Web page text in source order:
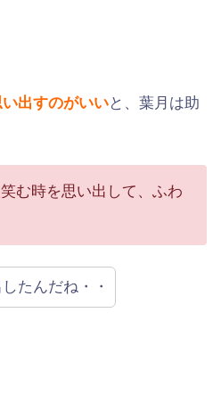
出すのがいいと、葉月は助
む時を思い出して、ふわ
たんだね・・